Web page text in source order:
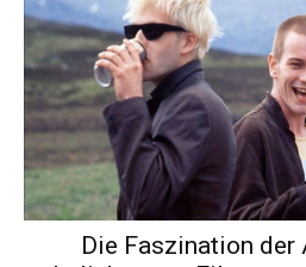
Die Faszination der